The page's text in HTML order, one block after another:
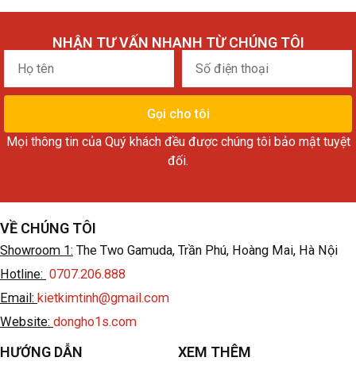
NHẬN TƯ VẤN NHANH TỪ CHÚNG TÔI
Họ
tên
điện
thoại
Gọi cho tôi
Mọi thông tin của Quý khách đều được chúng tôi bảo mật tuyệt
đối.
VỀ CHÚNG TÔI
Showroom 1: The Two Gamuda, Trần Phú, Hoàng Mai, Hà Nội
Hotline: 0707.206.888
Email: kietkimtinh@gmail.com
Website: dongho1s.com
HƯỚNG DẪN XEM THÊM